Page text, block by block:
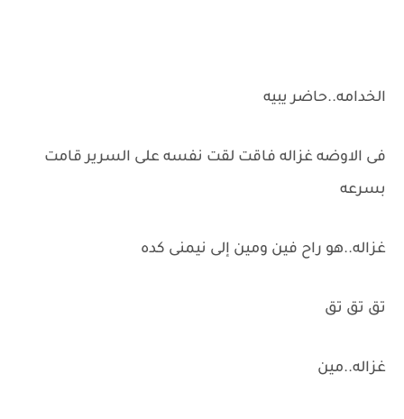
الخدامه..حاضر يبيه
فى الاوضه غزاله فاقت لقت نفسه على السرير قامت
بسرعه
غزاله..هو راح فين ومين إلى نيمنى كده
تق تق تق
غزاله..مين